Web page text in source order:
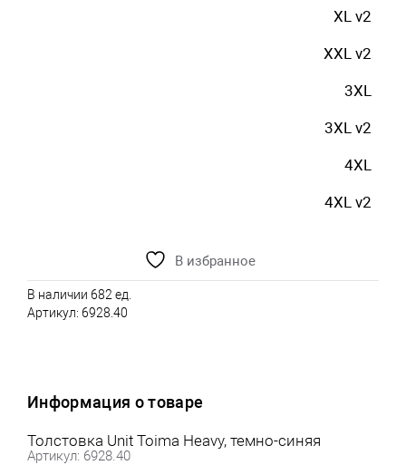
XL v2
XXL v2
3XL
3XL v2
4XL
4XL v2
В избранное
В наличии 682 ед.
Артикул: 6928.40
Информация о товаре
Толстовка Unit Toima Heavy, темно-синяя
Артикул: 6928.40